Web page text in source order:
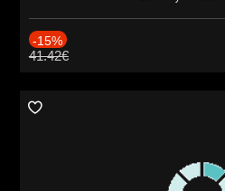
-15%
41.42€